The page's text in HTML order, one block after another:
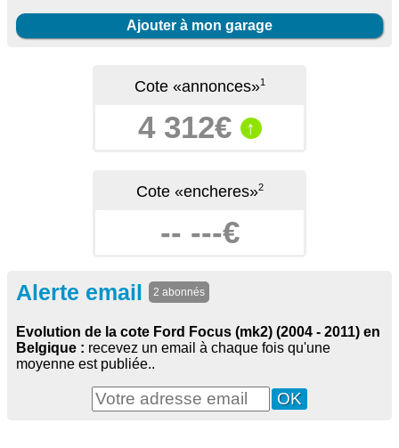
Ajouter à mon garage
Cote «annonces»1
4 312€ ↑
Cote «encheres»2
-- ---€
Alerte email 2 abonnés
Evolution de la cote Ford Focus (mk2) (2004 - 2011) en
Belgique : recevez un email à chaque fois qu'une
moyenne est publiée..